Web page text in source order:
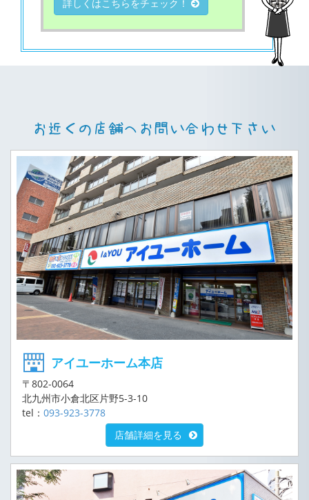
詳しくはこちらをチェック！
アイユーホーム本店
〒802-0064
北九州市小倉北区片野5-3-10
tel： 093-923-3778
店舗詳細を見る